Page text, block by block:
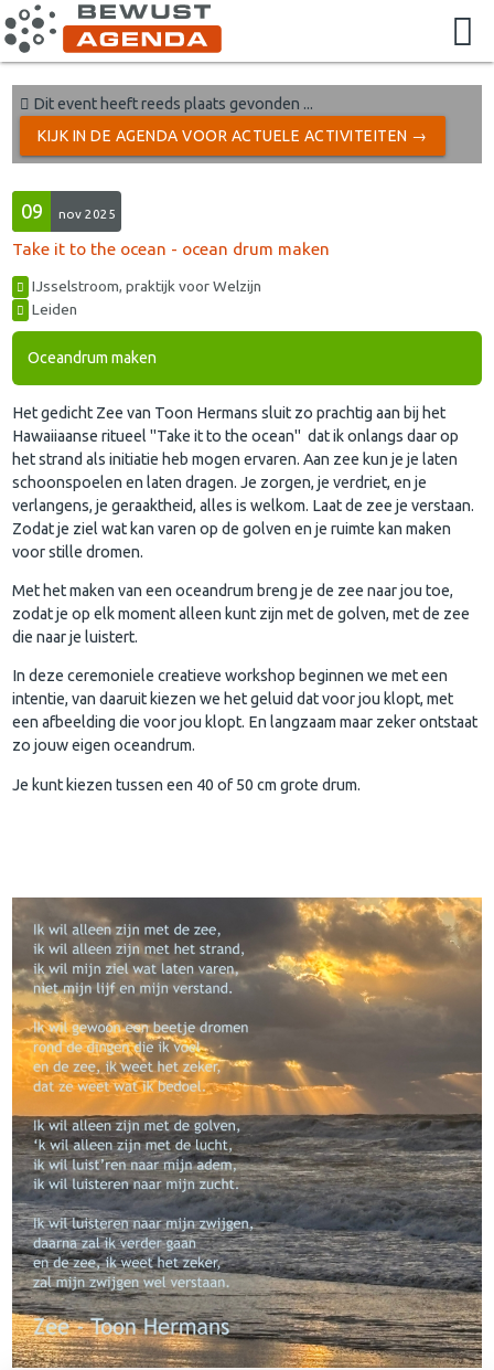
Dit event heeft reeds plaats gevonden ...
KIJK IN DE AGENDA VOOR ACTUELE ACTIVITEITEN →
09 nov 2025
Take it to the ocean - ocean drum maken
IJsselstroom, praktijk voor Welzijn
Leiden
Oceandrum maken
Het gedicht Zee van Toon Hermans sluit zo prachtig aan bij het
Hawaiiaanse ritueel "Take it to the ocean" dat ik onlangs daar op
het strand als initiatie heb mogen ervaren. Aan zee kun je je laten
schoonspoelen en laten dragen. Je zorgen, je verdriet, en je
verlangens, je geraaktheid, alles is welkom. Laat de zee je verstaan.
Zodat je ziel wat kan varen op de golven en je ruimte kan maken
voor stille dromen.
Met het maken van een oceandrum breng je de zee naar jou toe,
zodat je op elk moment alleen kunt zijn met de golven, met de zee
die naar je luistert.
In deze ceremoniele creatieve workshop beginnen we met een
intentie, van daaruit kiezen we het geluid dat voor jou klopt, met
een afbeelding die voor jou klopt. En langzaam maar zeker ontstaat
zo jouw eigen oceandrum.
Je kunt kiezen tussen een 40 of 50 cm grote drum.